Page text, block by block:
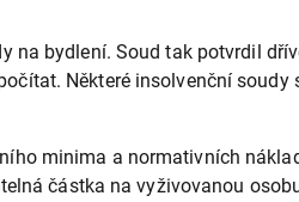
bydlení. Soud tak potvrdil
Některé insolvenční
minima a normativních
částka na vyživovanou